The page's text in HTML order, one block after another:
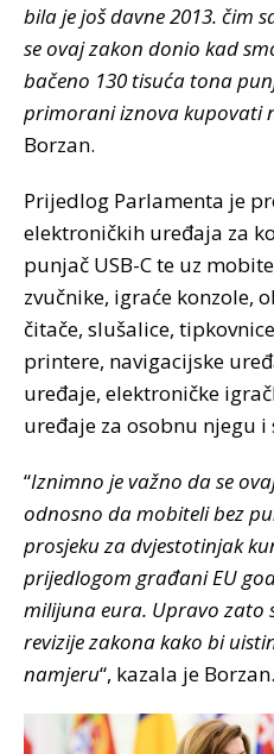
bila je još davne 2013. čim
se ovaj zakon donio kad
bačeno 130 tisuća tona
primorani iznova kupovati
Borzan.
Prijedlog Parlamenta je
elektroničkih uređaja za
punjač USB-C te uz
zvučnike, igraće konzole,
čitače, slušalice,
printere, navigacijske
uređaje, elektroničke
uređaje za osobnu njegu i
“Iznimno je važno da se
odnosno da mobiteli bez
prosjeku za dvjestotinjak
prijedlogom građani EU
milijuna eura. Upravo zato
revizije zakona kako bi
namjeru“, kazala je Borzan.